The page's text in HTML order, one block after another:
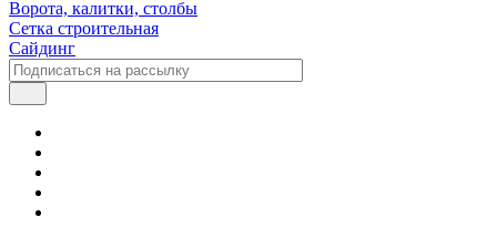
Ворота, калитки, столбы
Сетка строительная
Сайдинг